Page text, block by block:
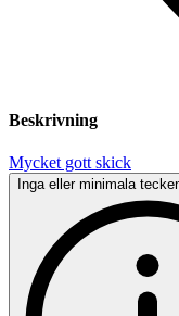
Beskrivning
Mycket gott skick
Inga eller minimala